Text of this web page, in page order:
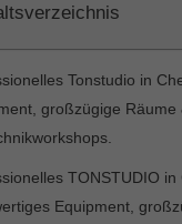
Tonstudio in
großzügige
TONSTUDIO
Equipment,